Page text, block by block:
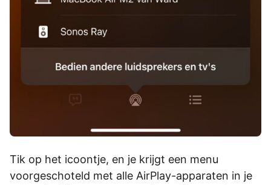
Tik op het icoontje, en je krijgt een menu
voorgeschoteld met alle AirPlay-apparaten in je